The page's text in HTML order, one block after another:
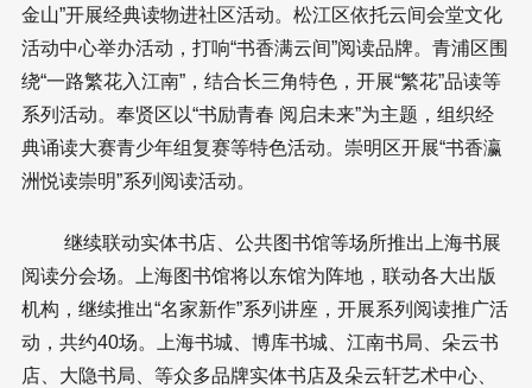
金山”开展经典读物进社区活动。松江区依托云间会堂文化
活动中心举办活动，打响“书香满云间”阅读品牌。青浦区围
绕“一路繁花入江南”，结合长三角特色，开展“繁花”品读等
系列活动。奉贤区以“书励青春 阅启未来”为主题，组织经
典诵读大赛青少年组复赛等特色活动。崇明区开展“书香瀛
洲悦读崇明”系列阅读活动。
继续联动实体书店、公共图书馆等场所推出上海书展
阅读分会场。上海图书馆将以东馆为阵地，联动各大出版
机构，继续推出“名家新作”系列讲座，开展系列阅读推广活
动，共约40场。上海书城、博库书城、江南书局、朵云书
店、大隐书局、等众多品牌实体书店及朵云轩艺术中心、